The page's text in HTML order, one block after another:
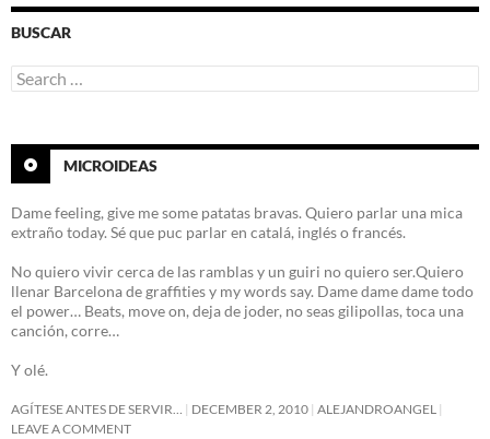
BUSCAR
Search
for:
MICROIDEAS
Dame feeling, give me some patatas bravas. Quiero parlar una mica
extraño today. Sé que puc parlar en catalá, inglés o francés.
No quiero vivir cerca de las ramblas y un guiri no quiero ser.Quiero
llenar Barcelona de graffities y my words say. Dame dame dame todo
el power… Beats, move on, deja de joder, no seas gilipollas, toca una
canción, corre…
Y olé.
AGÍTESE ANTES DE SERVIR… DECEMBER 2, 2010 ALEJANDROANGEL
LEAVE A COMMENT